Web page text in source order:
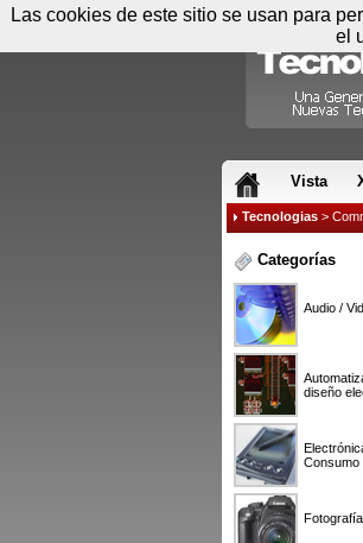
Vista
Tecnologias >
Categorías
Audio /
diseño
Consumo
Fotografía
Las cookies de este sitio se usan para
el